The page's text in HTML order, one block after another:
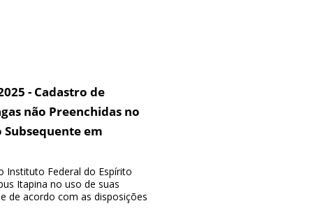
- Cadastro de
não Preenchidas no
Subsequente em
Instituto Federal do Espírito
Itapina no uso de suas
de acordo com as disposições